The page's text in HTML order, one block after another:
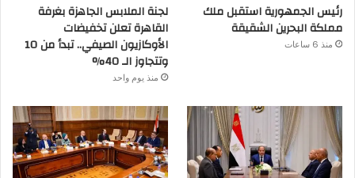
رئيس الجمهورية استقبل ملك
مملكة البحرين الشقيقة
منذ 6 ساعات
لجنة الملابس الجاهزة بغرفة
القاهرة تعلن تخفيضات
الأوكازيون الصيفي.. تبدأ من 10
وتتجاوز الـ 40%
منذ يوم واحد